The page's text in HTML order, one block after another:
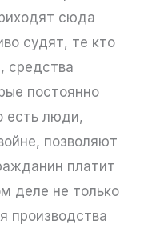
сюда
судят, те кто
средства
постоянно
есть люди,
позволяют
платит
деле не только
производства